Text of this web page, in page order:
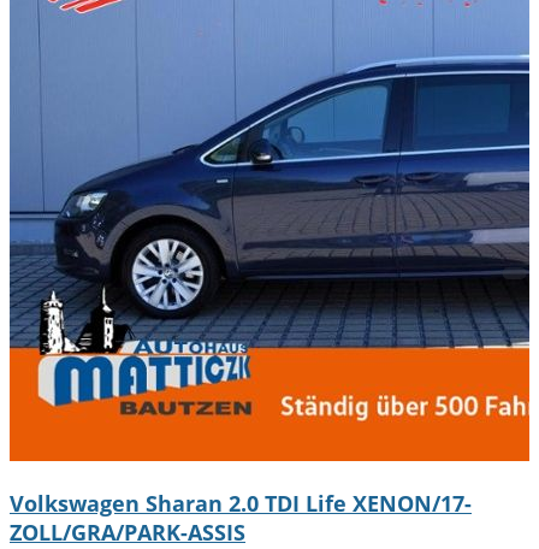
Volkswagen Sharan 2.0 TDI Life XENON/17-
ZOLL/GRA/PARK-ASSIS